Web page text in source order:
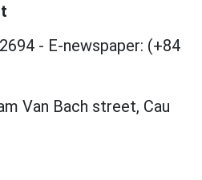
- E-newspaper: (+84
Van Bach street, Cau